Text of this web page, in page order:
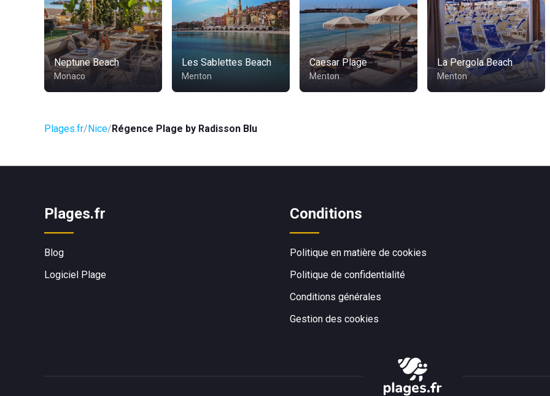
Neptune Beach
Monaco
Les Sablettes Beach
Menton
Caesar Plage
Menton
La Pergola Beach
Menton
Plages.fr Nice Régence Plage by Radisson Blu
Plages.fr
Blog
Logiciel Plage
Conditions
Politique en matière de cookies
Politique de confidentialité
Conditions générales
Gestion des cookies